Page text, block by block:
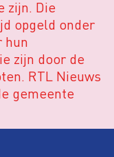
zijn. Die
opgeld onder
hun
zijn door de
RTL Nieuws
gemeente